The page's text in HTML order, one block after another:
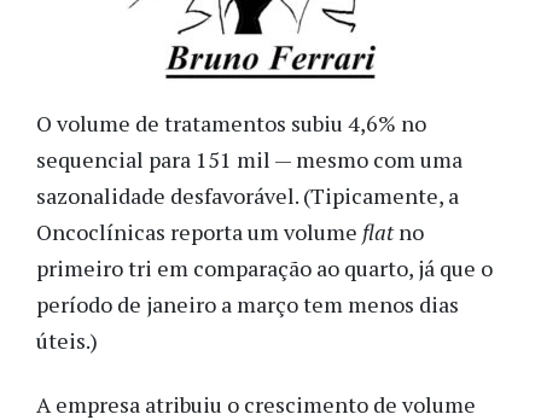
O volume de tratamentos subiu 4,6% no
sequencial para 151 mil — mesmo com uma
sazonalidade desfavorável. (Tipicamente, a
Oncoclínicas reporta um volume flatno
primeiro tri em comparação ao quarto, já que o
período de janeiro a março tem menos dias
úteis.)
A empresa atribuiu o crescimento de volume